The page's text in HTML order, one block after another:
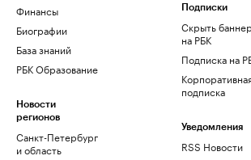
Финансы
Биографии
База знаний
РБК Образование
Новости
регионов
Санкт-Петербург
и область
Подписки
Скрыть
на РБК
Подписка на
подписка
Уведомления
RSS Новости